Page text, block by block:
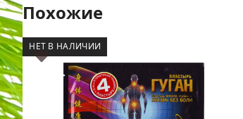
Похожие
НЕТ В НАЛИЧИИ